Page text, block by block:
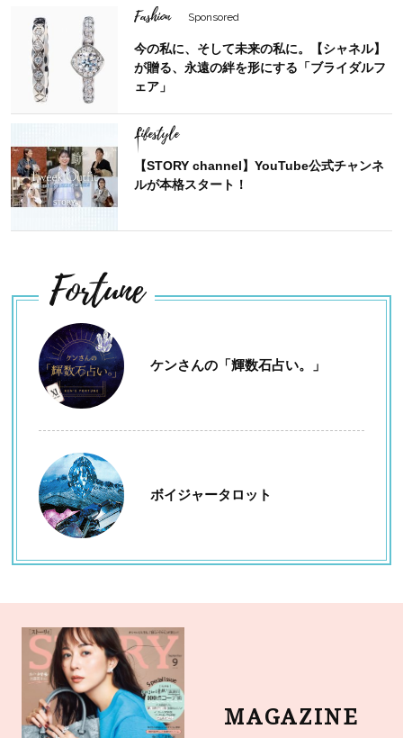
Fashion Sponsored
今の私に、そして未来の私に。【シャネル】
が贈る、永遠の絆を形にする「ブライダルフ
ェア」
Lifestyle
【STORY channel】YouTube公式チャンネ
ルが本格スタート！
Fortune
ケンさんの「輝数石占い。」
ボイジャータロット
MAGAZINE